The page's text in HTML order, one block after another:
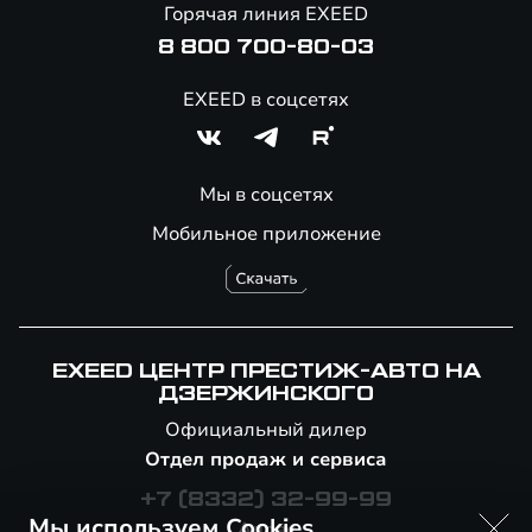
Мобильное приложение
Горячая линия EXEED
8 800 700-80-03
EXEED в соцсетях
Мы в соцсетях
EXEED ЦЕНТР ПРЕСТИЖ-АВТО НА
ДЗЕРЖИНСКОГО
Официальный дилер
Отдел продаж и сервиса
+7 (8332) 32-99-99